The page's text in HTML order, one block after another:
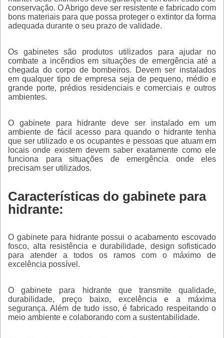
conservação. O Abrigo deve ser resistente e fabricado com
bons materiais para que possa proteger o extintor da forma
adequada durante o seu prazo de validade.
Os gabinetes são produtos utilizados para ajudar no
combate a incêndios em situações de emergência até a
chegada do corpo de bombeiros. Devem ser instalados
em qualquer tipo de empresa seja de pequeno, médio e
grande porte, prédios residenciais e comerciais e outros
ambientes.
O gabinete para hidrante deve ser instalado em um
ambiente de fácil acesso para quando o hidrante tenha
que ser utilizado e os ocupantes e pessoas que atuam em
locais onde existem devem saber exatamente como ele
funciona para situações de emergência onde eles
precisam ser utilizados.
Características do gabinete para
hidrante:
O gabinete para hidrantepossui o acabamento escovado
fosco, alta resistência e durabilidade, design sofisticado
para atender a todos os ramos com o máximo de
excelência possível.
Ogabinete para hidranteque transmite qualidade,
durabilidade, preço baixo, excelência e a máxima
segurança. Além de tudo isso, é fabricado respeitando o
meio ambiente e colaborando com a sustentabilidade.